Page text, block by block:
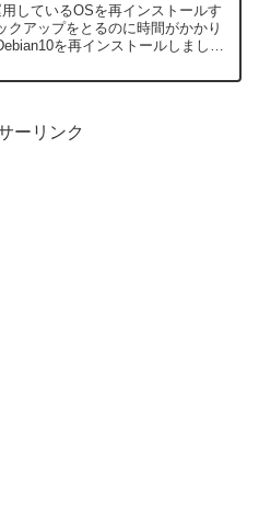
しているOSを再インストールす
クアップをとるのに時間がかかり
を再インストールしまし
ーリンク